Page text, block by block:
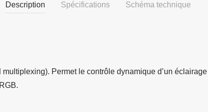
Description Spécifications Schéma technique
Permet le contrôle dynamique d’un